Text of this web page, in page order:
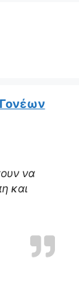
να
και
μας